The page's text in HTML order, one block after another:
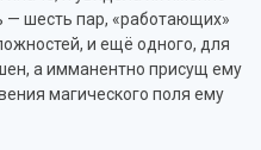
— шесть пар, «работающих»
и ещё одного, для
а имманентно присущ ему
магического поля ему